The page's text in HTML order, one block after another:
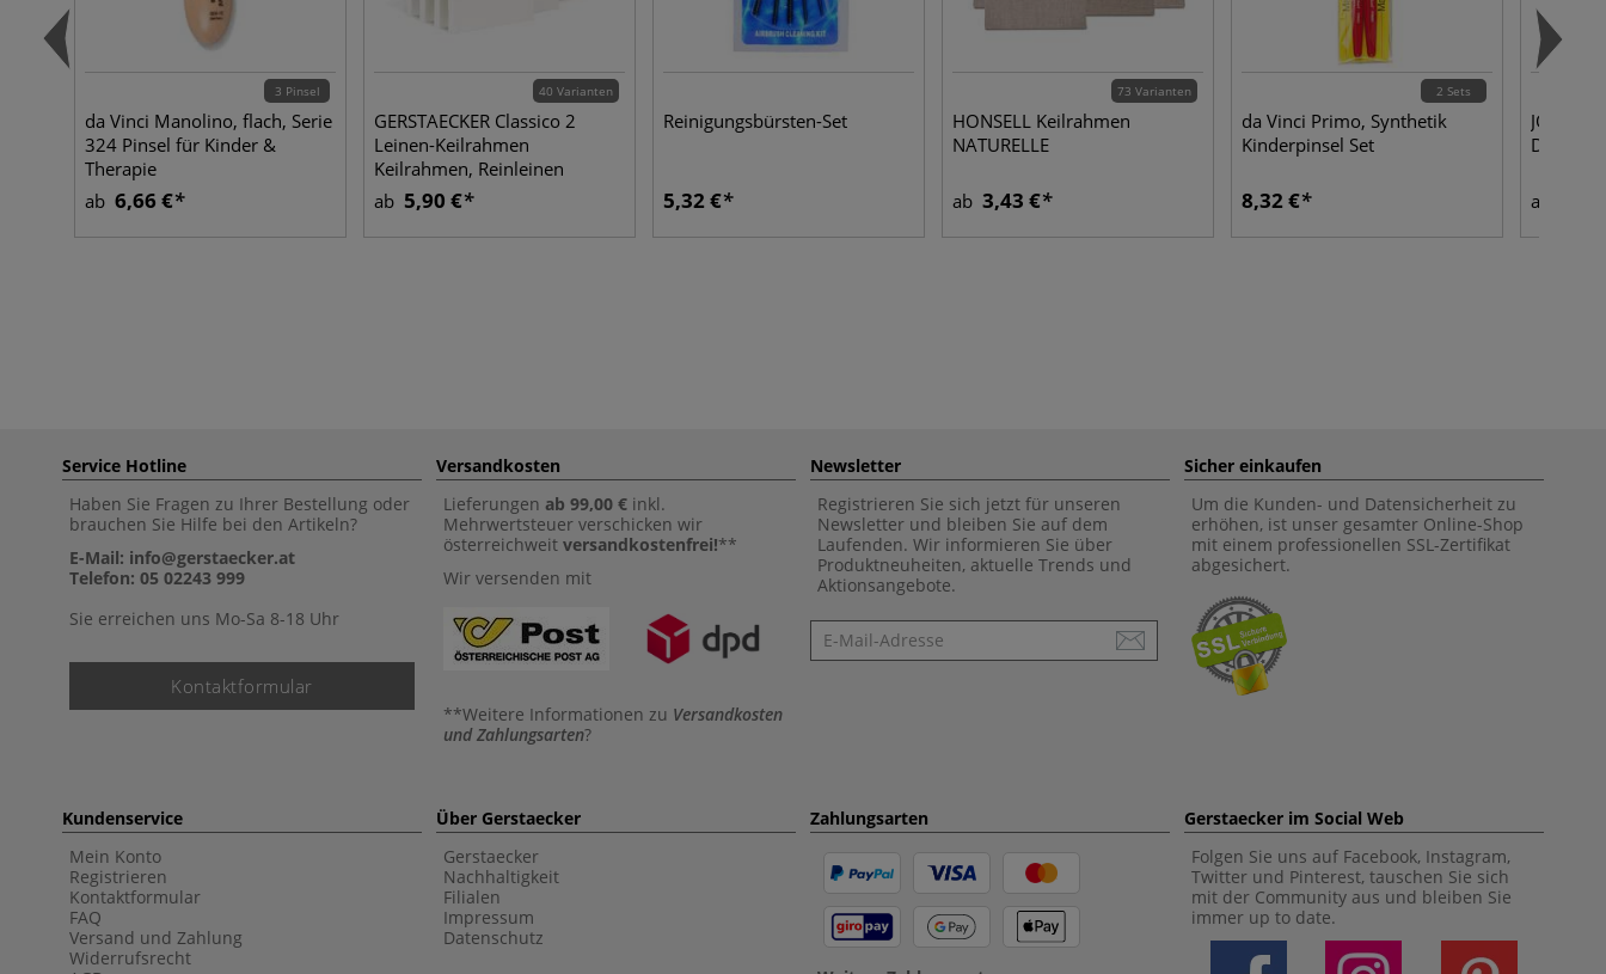
3 Pinsel
da Vinci Manolino, flach, Serie
324 Pinsel für Kinder &
Therapie
ab 6,66 €
40 Varianten
GERSTAECKER Classico 2
Leinen-Keilrahmen
Keilrahmen, Reinleinen
ab 5,90 €
Reinigungsbürsten-Set
5,32 €
73 Varianten
HONSELL Keilrahmen
NATURELLE
ab 3,43 €
2 Sets
da Vinci Primo, Synthetik
Kinderpinsel Set
8,32 €
JOLLY
ab
Service Hotline
Haben Sie Fragen zu Ihrer Bestellung oder
brauchen Sie Hilfe bei den Artikeln?
E-Mail: info@gerstaecker.at
Telefon: 05 02243 999
Sie erreichen uns Mo-Sa 8-18 Uhr
Kontaktformular
Versandkosten
Lieferungen ab 99,00 € inkl.
Mehrwertsteuer verschicken wir
österreichweit versandkostenfrei!**
Wir versenden mit
**Weitere Informationen zu Versandkosten
und Zahlungsarten?
Newsletter
Registrieren Sie sich jetzt für unseren
Newsletter und bleiben Sie auf dem
Laufenden. Wir informieren Sie über
Produktneuheiten, aktuelle Trends und
Aktionsangebote.
Newsletter
Sicher einkaufen
Um die Kunden- und Datensicherheit zu
erhöhen, ist unser gesamter Online-Shop
mit einem professionellen SSL-Zertifikat
abgesichert.
Kundenservice
Mein Konto
Registrieren
Kontaktformular
FAQ
Versand und Zahlung
Widerrufsrecht
Über Gerstaecker
Gerstaecker
Nachhaltigkeit
Filialen
Impressum
Datenschutz
Zahlungsarten
Gerstaecker im Social Web
Folgen Sie uns auf Facebook, Instagram,
Twitter und Pinterest, tauschen Sie sich
mit der Community aus und bleiben Sie
immer up to date.